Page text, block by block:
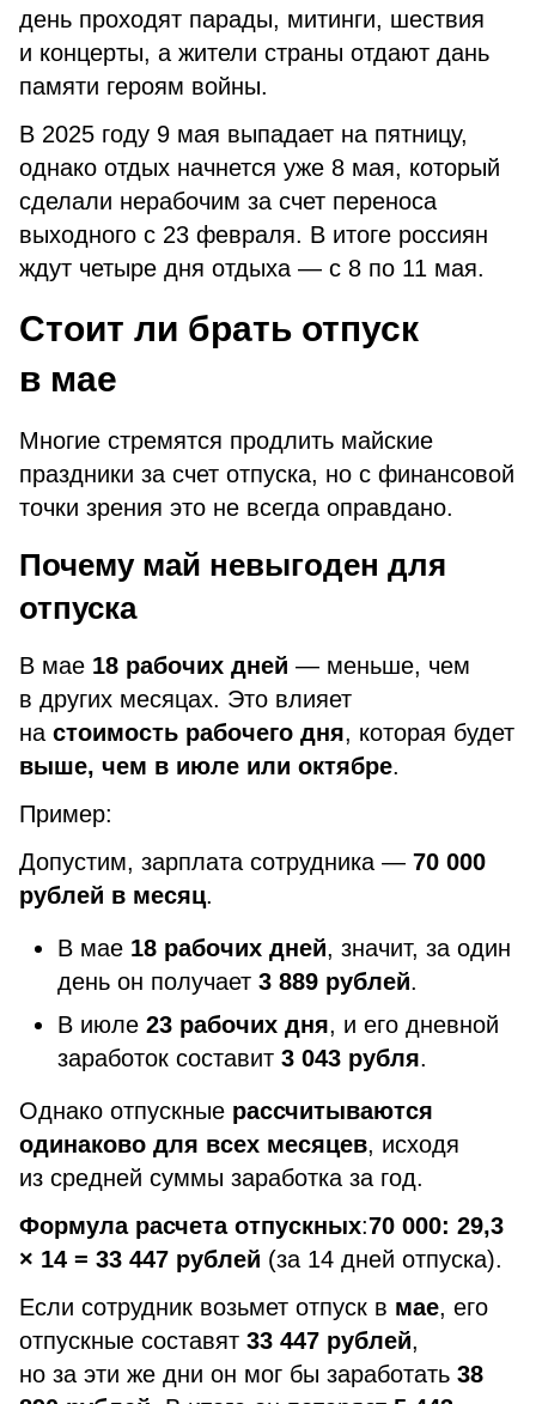
день проходят парады, митинги, шествия
и концерты, а жители страны отдают дань
памяти героям войны.
В 2025 году 9 мая выпадает на пятницу,
однако отдых начнется уже 8 мая, который
сделали нерабочим за счет переноса
выходного с 23 февраля. В итоге россиян
ждут четыре дня отдыха — с 8 по 11 мая.
Стоит ли брать отпуск
в мае
Многие стремятся продлить майские
праздники за счет отпуска, но с финансовой
точки зрения это не всегда оправдано.
Почему май невыгоден для
отпуска
В мае 18 рабочих дней — меньше, чем
в других месяцах. Это влияет
на стоимость рабочего дня, которая будет
выше, чем в июле или октябре.
Пример:
Допустим, зарплата сотрудника — 70 000
рублей в месяц.
В мае 18 рабочих дней, значит, за один
день он получает 3 889 рублей.
В июле 23 рабочих дня, и его дневной
заработок составит 3 043 рубля.
Однако отпускные рассчитываются
одинаково для всех месяцев, исходя
из средней суммы заработка за год.
Формула расчета отпускных:70 000: 29,3
× 14 = 33 447 рублей (за 14 дней отпуска).
Если сотрудник возьмет отпуск в мае, его
отпускные составят 33 447 рублей,
но за эти же дни он мог бы заработать 38